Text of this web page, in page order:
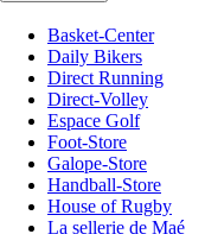
Basket-Center
Daily Bikers
Direct Running
Direct-Volley
Espace Golf
Foot-Store
Galope-Store
Handball-Store
House of Rugby
La sellerie de Maé